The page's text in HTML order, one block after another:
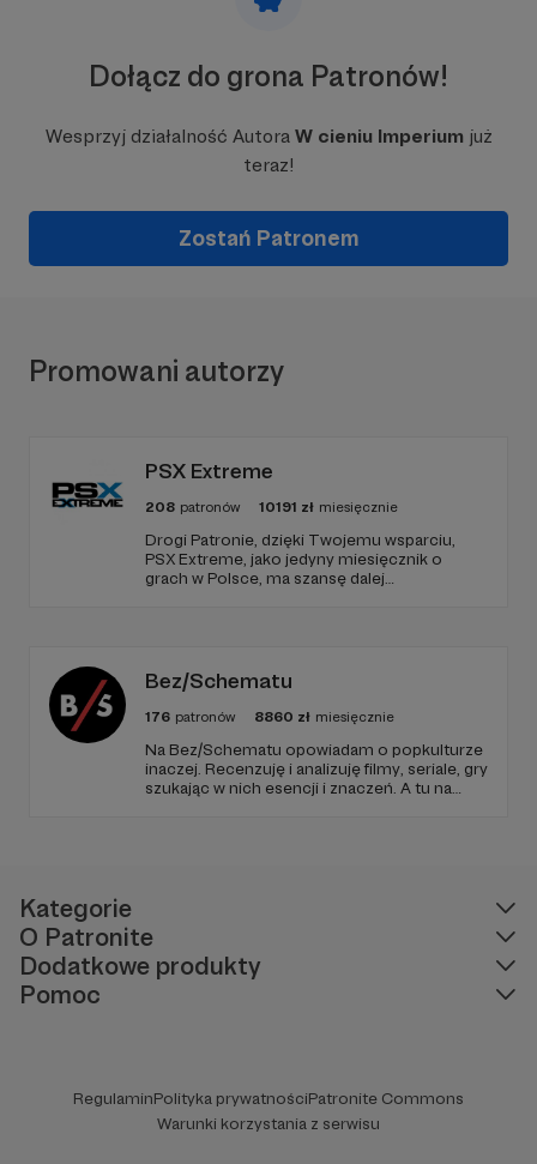
Dołącz do grona Patronów!
Wesprzyj działalność Autora W cieniu Imperium już
teraz!
Zostań Patronem
Promowani autorzy
PSX Extreme
208 patronów 10191 zł miesięcznie
Drogi Patronie, dzięki Twojemu wsparciu,
PSX Extreme, jako jedyny miesięcznik o
grach w Polsce, ma szansę dalej
Bez/Schematu
176 patronów 8860 zł miesięcznie
Na Bez/Schematu opowiadam o popkulturze
inaczej. Recenzuję i analizuję filmy, seriale, gry
szukając w nich esencji i znaczeń. A tu na
Kategorie
O Patronite
Dodatkowe produkty
Pomoc
RegulaminPolityka prywatnościPatronite Commons
Warunki korzystania z serwisu